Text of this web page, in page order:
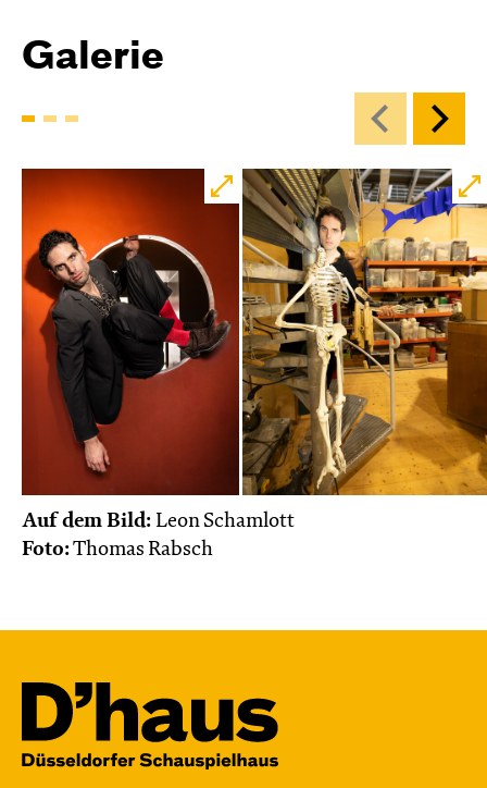
Mi, 18.11. / 10:00 – 12:00
JUNGES SCHAUSPIEL
Wolf
Ein Stück über Mut und Freundschaft
von Saša Stanišić
Regie: Carmen Schwarz
Central 1
Touchtour für sehbehinderte und blinde
Menschen
Mit künstlerischer Audiodeskription
Karten
JUNGES SCHAUSPIEL
Ein Stück über Mut und Freundschaft
von Saša Stanišić
Regie: Carmen Schwarz
Central 1
Galerie
Auf dem Bild: Leon Schamlott
Foto:Thomas Rabsch